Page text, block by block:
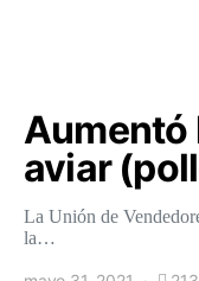
Aumentó
aviar
La Unión de
la…